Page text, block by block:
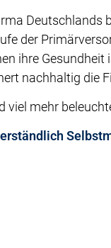
Deutschlands
der
ihre Gesundheit
nachhaltig die
viel mehr